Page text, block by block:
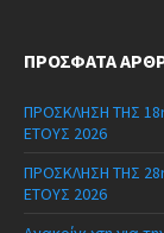
ΠΡΌΣΦΑΤΑ
ΠΡΟΣΚΛΗΣΗ ΤΗΣ
ΕΤΟΥΣ 2026
ΠΡΟΣΚΛΗΣΗ ΤΗΣ
ΕΤΟΥΣ 2026